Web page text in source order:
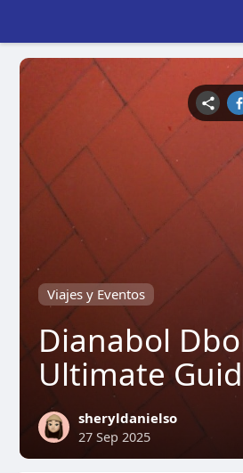
Viajes y Eventos
Dianabol
Ultimate
sheryldanielso
27 Sep 2025